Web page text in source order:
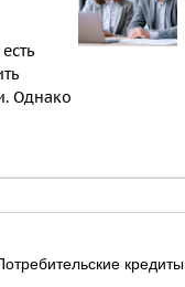
Однако
кредиты